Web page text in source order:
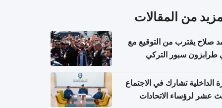
من المقالات
صلاح يقترب من التوقيع مع
طرابزون سبور التركي
الداخلية تشارك في الاجتماع
عشر لرؤساء الاتحادات